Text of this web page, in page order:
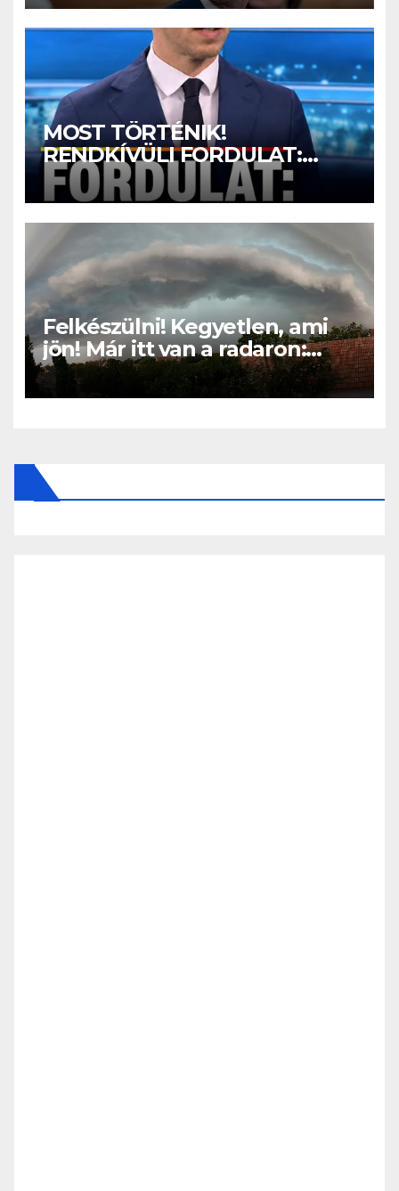
MOST TÖRTÉNIK!
RENDKÍVÜLI FORDULAT:
Magyar Péter nagyon jó hírt
jelentett be! – ERRE várt az
egész ország:
Felkészülni! Kegyetlen, ami
jön! Már itt van a radaron:
Viharos széllel és jégesővel
szakad rá a pokol ERRE az 5